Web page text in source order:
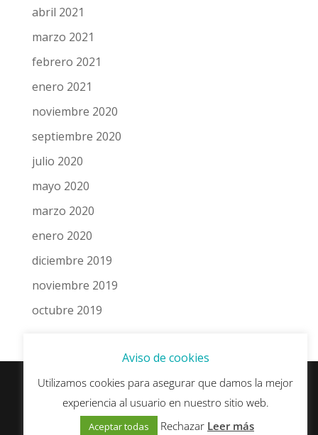
abril 2021
marzo 2021
febrero 2021
enero 2021
noviembre 2020
septiembre 2020
julio 2020
mayo 2020
marzo 2020
enero 2020
diciembre 2019
noviembre 2019
octubre 2019
© esSEO.es - Algunos derechos reservados ·
Política de Privacidad y Protección de Datos
Aviso de cookies
Utilizamos cookies para asegurar que damos la mejor
experiencia al usuario en nuestro sitio web.
Aceptar todas Rechazar Leer más